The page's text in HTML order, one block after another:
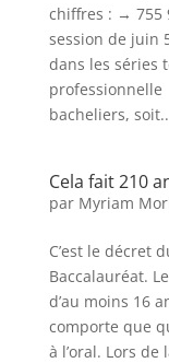
chiffres : → 755
session de juin
dans les séries
bacheliers,
Cela fait 210
par Myriam
C’est le décret
Baccalauréat.
d’au moins 16
comporte que
à l’oral. Lors